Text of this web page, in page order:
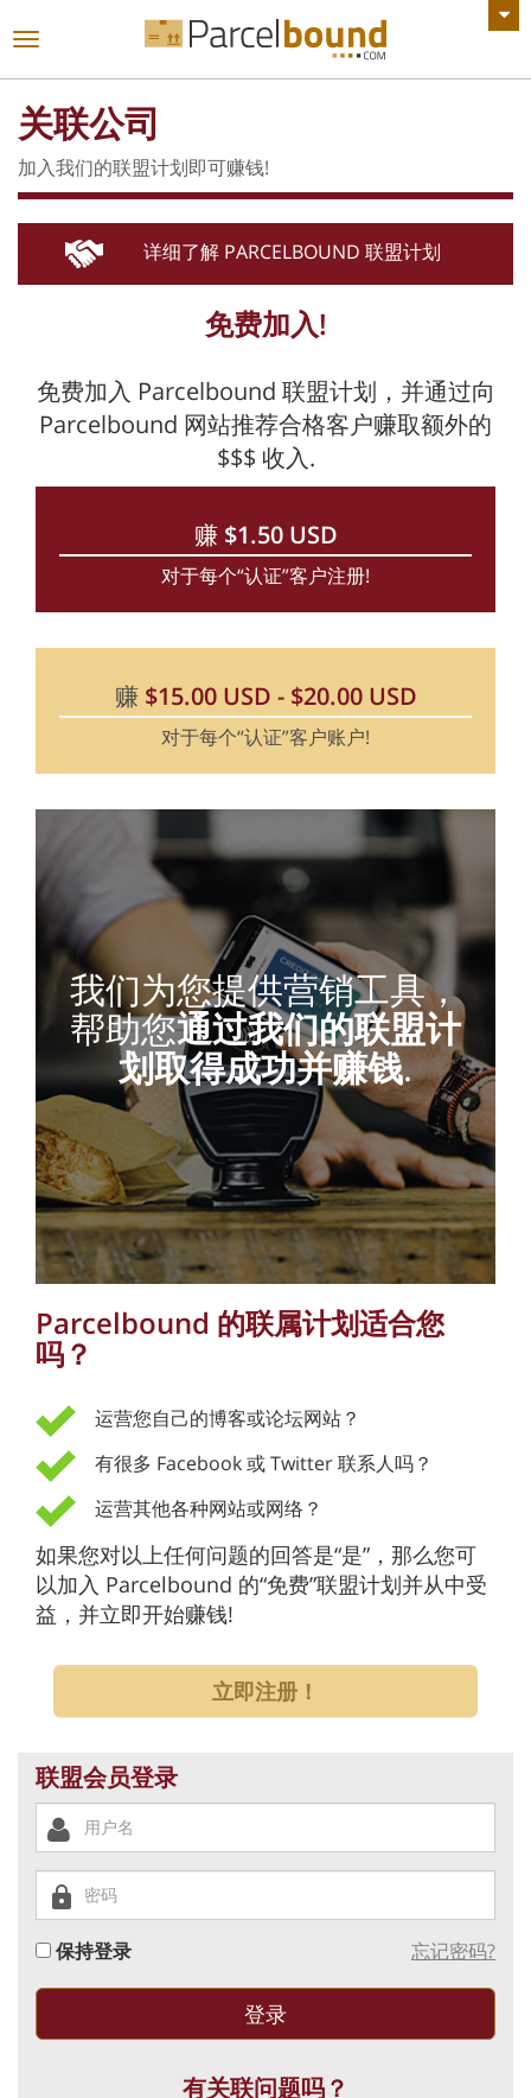
查看所有公告
切
航
关联公司
加入我们的联盟计划即可赚钱!
详细了解 PARCELBOUND 联盟计划
免费加入!
免费加入 Parcelbound 联盟计划，并通过向
Parcelbound 网站推荐合格客户赚取额外的
$$$ 收入.
赚 $1.50 USD
对于每个“认证”客户注册!
赚 $15.00 USD - $20.00 USD
对于每个“认证”客户账户!
我们为您提供营销工具，
帮助您通过我们的联盟计
划取得成功并赚钱.
Parcelbound 的联属计划适合您
吗？
运营您自己的博客或论坛网站？
有很多 Facebook 或 Twitter 联系人吗？
运营其他各种网站或网络？
如果您对以上任何问题的回答是“是”，那么您可
以加入 Parcelbound 的“免费”联盟计划并从中受
益，并立即开始赚钱!
立即注册！
联盟会员登录
保持登录 忘记密码?
有关联问题吗？